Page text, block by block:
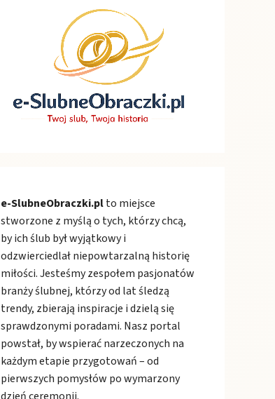
e-SlubneObraczki.plto miejsce
stworzone z myślą o tych, którzy chcą,
by ich ślub był wyjątkowy i
odzwierciedlał niepowtarzalną historię
miłości. Jesteśmy zespołem pasjonatów
branży ślubnej, którzy od lat śledzą
trendy, zbierają inspiracje i dzielą się
sprawdzonymi poradami. Nasz portal
powstał, by wspierać narzeczonych na
każdym etapie przygotowań – od
pierwszych pomysłów po wymarzony